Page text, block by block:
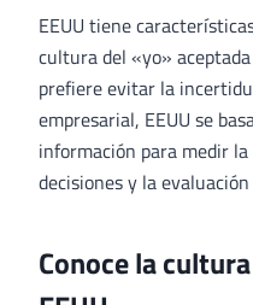
EEUU tiene
cultura del «yo»
prefiere evitar la
empresarial, EEUU se
información para medir
decisiones y la
Conoce la